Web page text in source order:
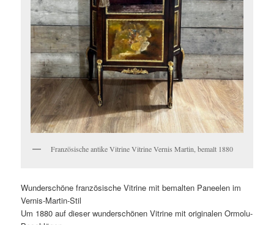
Französische antike Vitrine Vitrine Vernis Martin, bemalt 1880
Wunderschöne französische Vitrine mit bemalten Paneelen im
Vernis-Martin-Stil
Um 1880 auf dieser wunderschönen Vitrine mit originalen Ormolu-